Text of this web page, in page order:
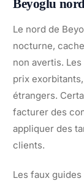
Beyoglu
Le nord de
nocturne,
non avertis.
prix
étrangers.
facturer des
appliquer des
clients.
Les faux